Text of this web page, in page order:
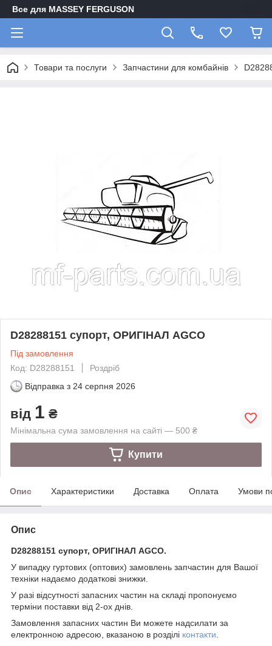
Все для MASSEY FERGUSON
Товари та послуги Запчастини для комбайнів
D28288151 супорт, ОРИГІНАЛ AGCO
Під замовлення
Код: D28288151
Роздріб
Відправка з 24 серпня 2026
від 1 ₴
Мінімальна сума замовлення на сайті — 500 ₴
Купити
Опис Характеристики Доставка Оплата Умови
Опис
D28288151 супорт, ОРИГІНАЛ AGCO.
У випадку гуртових (оптових) замовлень запчастин для Вашої
техніки надаємо додаткові знижки.
У разі відсутності запасних частин на складі пропонуємо
терміни поставки від 2-ох днів.
Замовлення запасних частин Ви можете надсилати за
електронною адресою, вказаною в розділі контакти